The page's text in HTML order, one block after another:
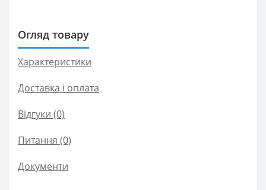
Огляд товару
Характеристики
Доставка і оплата
Відгуки (0)
Питання (0)
Документи